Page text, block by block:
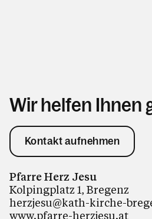
Wir helfen Ihnen
Kontakt aufnehmen
Pfarre Herz Jesu
Kolpingplatz 1, Bregenz
herzjesu@kath-kirche-
www.pfarre-herzjesu.at